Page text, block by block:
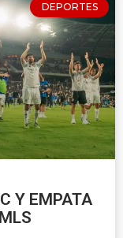
DEPORTES
Y EMPATA